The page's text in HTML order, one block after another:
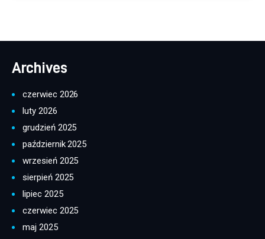
Archives
czerwiec 2026
luty 2026
grudzień 2025
październik 2025
wrzesień 2025
sierpień 2025
lipiec 2025
czerwiec 2025
maj 2025